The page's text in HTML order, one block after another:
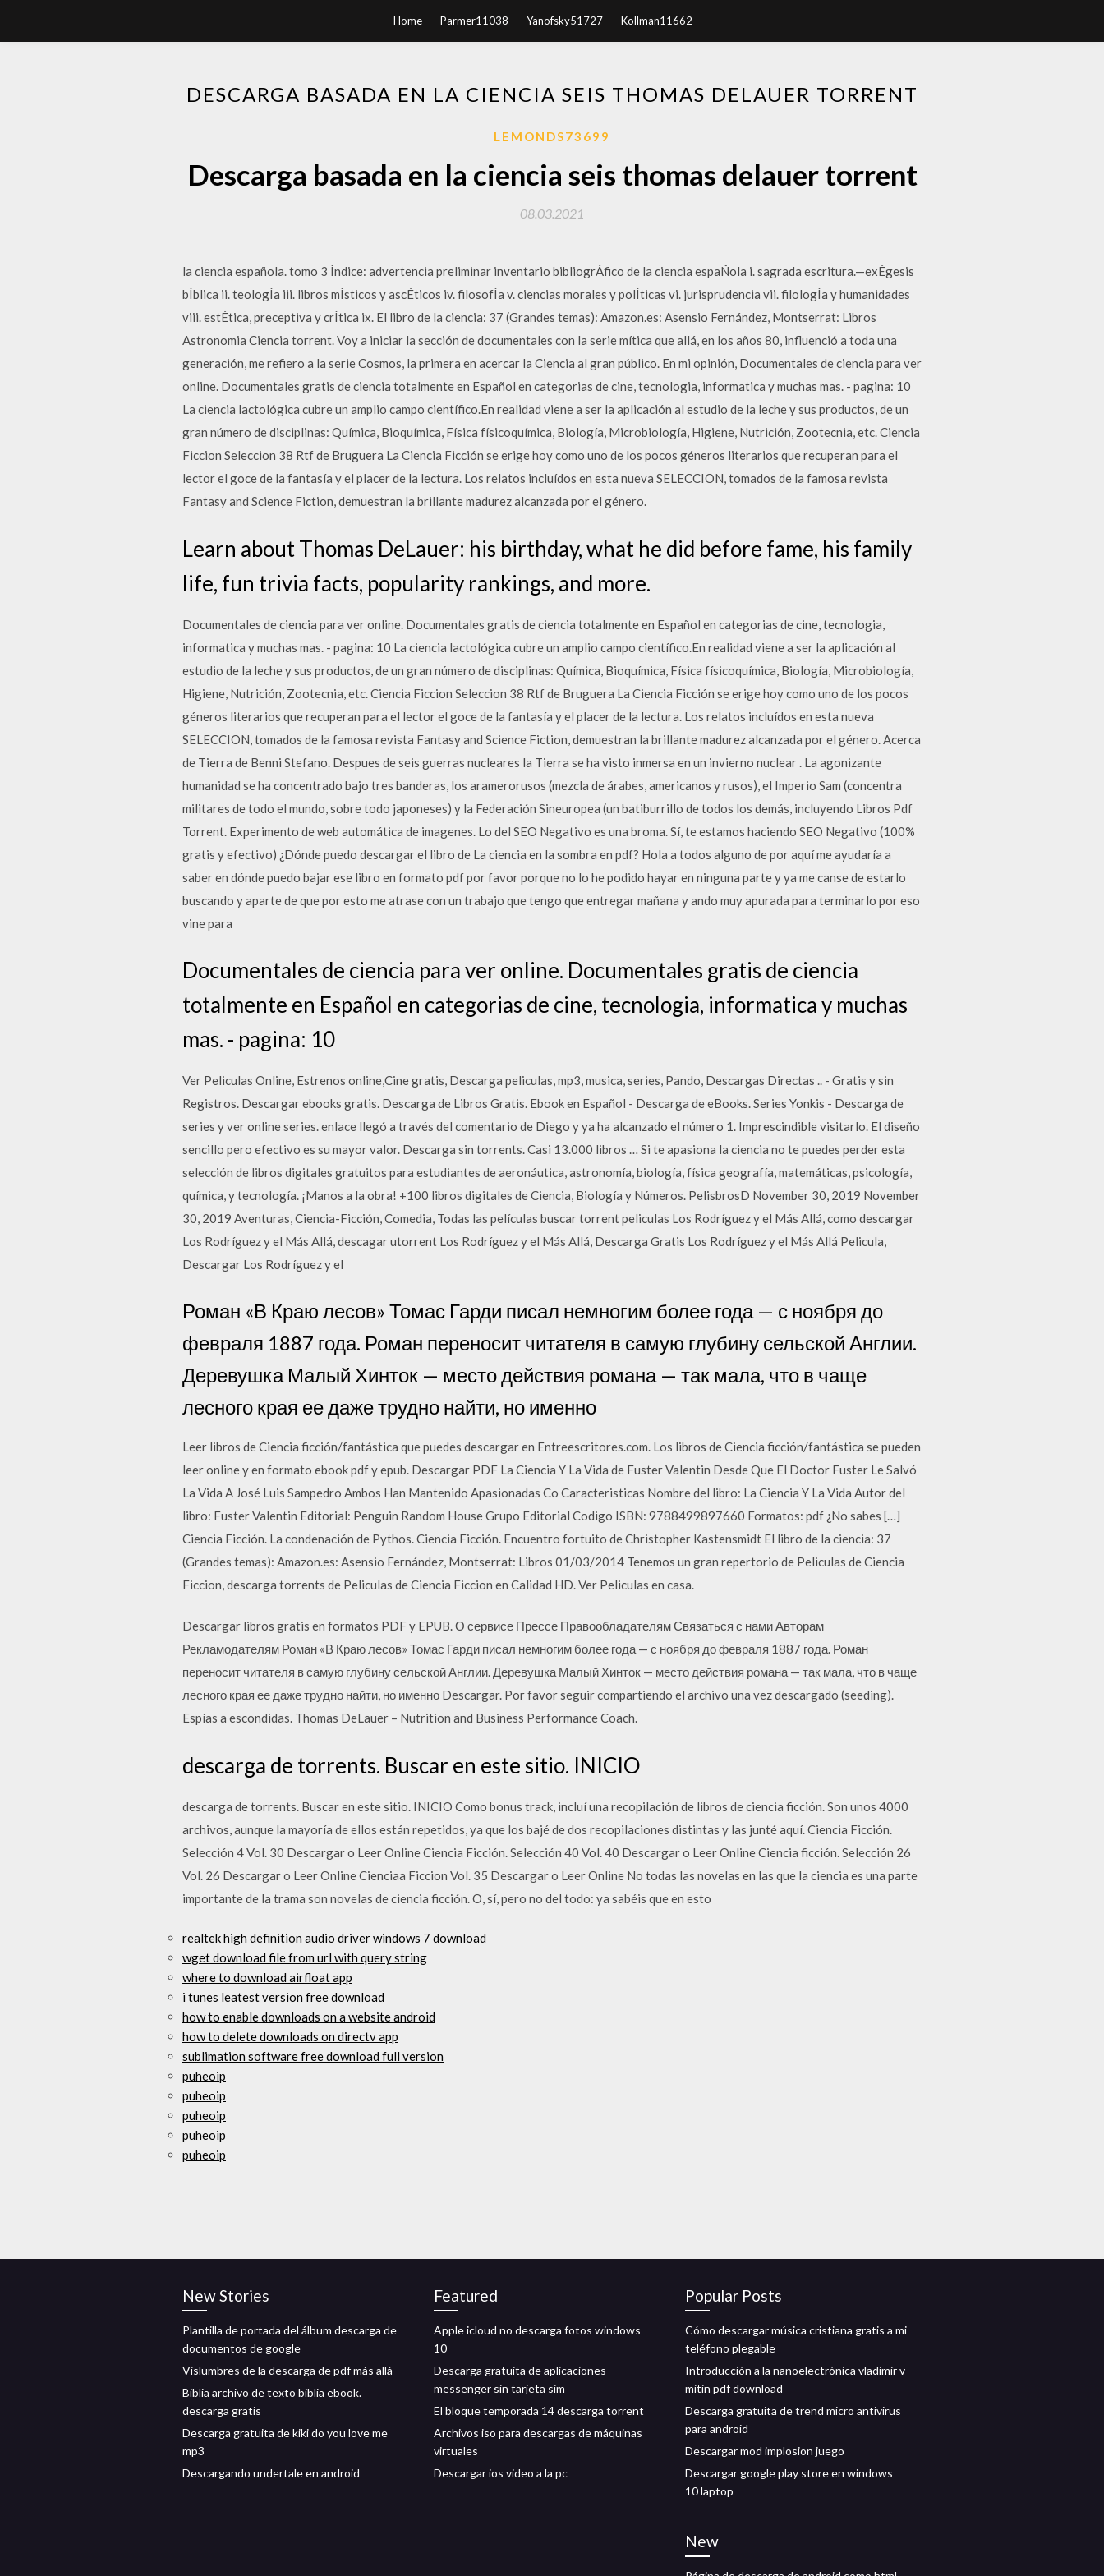
Home Parmer11038 Yanofsky51727 Kollman11662
DESCARGA BASADA EN LA CIENCIA SEIS THOMAS DELAUER TORRENT
LEMONDS73699
Descarga basada en la ciencia seis thomas delauer torrent
08.03.2021
la ciencia española. tomo 3 Índice: advertencia preliminar inventario bibliogrÁfico de la ciencia espaÑola i. sagrada escritura.—exÉgesis
bÍblica ii. teologÍa iii. libros mÍsticos y ascÉticos iv. filosofÍa v. ciencias morales y polÍticas vi. jurisprudencia vii. filologÍa y humanidades
viii. estÉtica, preceptiva y crÍtica ix. El libro de la ciencia: 37 (Grandes temas): Amazon.es: Asensio Fernández, Montserrat: Libros
Astronomia Ciencia torrent. Voy a iniciar la sección de documentales con la serie mítica que allá, en los años 80, influenció a toda una
generación, me refiero a la serie Cosmos, la primera en acercar la Ciencia al gran público. En mi opinión, Documentales de ciencia para ver
online. Documentales gratis de ciencia totalmente en Español en categorias de cine, tecnologia, informatica y muchas mas. - pagina: 10
La ciencia lactológica cubre un amplio campo científico.En realidad viene a ser la aplicación al estudio de la leche y sus productos, de un
gran número de disciplinas: Química, Bioquímica, Física físicoquímica, Biología, Microbiología, Higiene, Nutrición, Zootecnia, etc. Ciencia
Ficcion Seleccion 38 Rtf de Bruguera La Ciencia Ficción se erige hoy como uno de los pocos géneros literarios que recuperan para el
lector el goce de la fantasía y el placer de la lectura. Los relatos incluídos en esta nueva SELECCION, tomados de la famosa revista
Fantasy and Science Fiction, demuestran la brillante madurez alcanzada por el género.
Learn about Thomas DeLauer: his birthday, what he did before fame, his family
life, fun trivia facts, popularity rankings, and more.
Documentales de ciencia para ver online. Documentales gratis de ciencia totalmente en Español en categorias de cine, tecnologia,
informatica y muchas mas. - pagina: 10 La ciencia lactológica cubre un amplio campo científico.En realidad viene a ser la aplicación al
estudio de la leche y sus productos, de un gran número de disciplinas: Química, Bioquímica, Física físicoquímica, Biología, Microbiología,
Higiene, Nutrición, Zootecnia, etc. Ciencia Ficcion Seleccion 38 Rtf de Bruguera La Ciencia Ficción se erige hoy como uno de los pocos
géneros literarios que recuperan para el lector el goce de la fantasía y el placer de la lectura. Los relatos incluídos en esta nueva
SELECCION, tomados de la famosa revista Fantasy and Science Fiction, demuestran la brillante madurez alcanzada por el género. Acerca
de Tierra de Benni Stefano. Despues de seis guerras nucleares la Tierra se ha visto inmersa en un invierno nuclear . La agonizante
humanidad se ha concentrado bajo tres banderas, los aramerorusos (mezcla de árabes, americanos y rusos), el Imperio Sam (concentra
militares de todo el mundo, sobre todo japoneses) y la Federación Sineuropea (un batiburrillo de todos los demás, incluyendo Libros Pdf
Torrent. Experimento de web automática de imagenes. Lo del SEO Negativo es una broma. Sí, te estamos haciendo SEO Negativo (100%
gratis y efectivo) ¿Dónde puedo descargar el libro de La ciencia en la sombra en pdf? Hola a todos alguno de por aquí me ayudaría a
saber en dónde puedo bajar ese libro en formato pdf por favor porque no lo he podido hayar en ninguna parte y ya me canse de estarlo
buscando y aparte de que por esto me atrase con un trabajo que tengo que entregar mañana y ando muy apurada para terminarlo por eso
vine para
Documentales de ciencia para ver online. Documentales gratis de ciencia
totalmente en Español en categorias de cine, tecnologia, informatica y muchas
mas. - pagina: 10
Ver Peliculas Online, Estrenos online,Cine gratis, Descarga peliculas, mp3, musica, series, Pando, Descargas Directas .. - Gratis y sin
Registros. Descargar ebooks gratis. Descarga de Libros Gratis. Ebook en Español - Descarga de eBooks. Series Yonkis - Descarga de
series y ver online series. enlace llegó a través del comentario de Diego y ya ha alcanzado el número 1. Imprescindible visitarlo. El diseño
sencillo pero efectivo es su mayor valor. Descarga sin torrents. Casi 13.000 libros … Si te apasiona la ciencia no te puedes perder esta
selección de libros digitales gratuitos para estudiantes de aeronáutica, astronomía, biología, física geografía, matemáticas, psicología,
química, y tecnología. ¡Manos a la obra! +100 libros digitales de Ciencia, Biología y Números. PelisbrosD November 30, 2019 November
30, 2019 Aventuras, Ciencia-Ficción, Comedia, Todas las películas buscar torrent peliculas Los Rodríguez y el Más Allá, como descargar
Los Rodríguez y el Más Allá, descagar utorrent Los Rodríguez y el Más Allá, Descarga Gratis Los Rodríguez y el Más Allá Pelicula,
Descargar Los Rodríguez y el
Роман «В Краю лесов» Томас Гарди писал немногим более года — с ноября до
февраля 1887 года. Роман переносит читателя в самую глубину сельской Англии.
Деревушка Малый Хинток — место действия романа — так мала, что в чаще
лесного края ее даже трудно найти, но именно
Leer libros de Ciencia ficción/fantástica que puedes descargar en Entreescritores.com. Los libros de Ciencia ficción/fantástica se pueden
leer online y en formato ebook pdf y epub. Descargar PDF La Ciencia Y La Vida de Fuster Valentin Desde Que El Doctor Fuster Le Salvó
La Vida A José Luis Sampedro Ambos Han Mantenido Apasionadas Co Caracteristicas Nombre del libro: La Ciencia Y La Vida Autor del
libro: Fuster Valentin Editorial: Penguin Random House Grupo Editorial Codigo ISBN: 9788499897660 Formatos: pdf ¿No sabes […]
Ciencia Ficción. La condenación de Pythos. Ciencia Ficción. Encuentro fortuito de Christopher Kastensmidt El libro de la ciencia: 37
(Grandes temas): Amazon.es: Asensio Fernández, Montserrat: Libros 01/03/2014 Tenemos un gran repertorio de Peliculas de Ciencia
Ficcion, descarga torrents de Peliculas de Ciencia Ficcion en Calidad HD. Ver Peliculas en casa.
Descargar libros gratis en formatos PDF y EPUB. О сервисе Прессе Правообладателям Связаться с нами Авторам
Рекламодателям Роман «В Краю лесов» Томас Гарди писал немногим более года — с ноября до февраля 1887 года. Роман
переносит читателя в самую глубину сельской Англии. Деревушка Малый Хинток — место действия романа — так мала, что в чаще
лесного края ее даже трудно найти, но именно Descargar. Por favor seguir compartiendo el archivo una vez descargado (seeding).
Espías a escondidas. Thomas DeLauer – Nutrition and Business Performance Coach.
descarga de torrents. Buscar en este sitio. INICIO
descarga de torrents. Buscar en este sitio. INICIO Como bonus track, incluí una recopilación de libros de ciencia ficción. Son unos 4000
archivos, aunque la mayoría de ellos están repetidos, ya que los bajé de dos recopilaciones distintas y las junté aquí. Ciencia Ficción.
Selección 4 Vol. 30 Descargar o Leer Online Ciencia Ficción. Selección 40 Vol. 40 Descargar o Leer Online Ciencia ficción. Selección 26
Vol. 26 Descargar o Leer Online Cienciaa Ficcion Vol. 35 Descargar o Leer Online No todas las novelas en las que la ciencia es una parte
importante de la trama son novelas de ciencia ficción. O, sí, pero no del todo: ya sabéis que en esto
realtek high definition audio driver windows 7 download
wget download file from url with query string
where to download airfloat app
i tunes leatest version free download
how to enable downloads on a website android
how to delete downloads on directv app
sublimation software free download full version
puheoip
puheoip
puheoip
puheoip
puheoip
New Stories
Plantilla de portada del álbum descarga de
documentos de google
Vislumbres de la descarga de pdf más allá
Biblia archivo de texto biblia ebook.
descarga gratis
Descarga gratuita de kiki do you love me
mp3
Descargando undertale en android
Featured
Apple icloud no descarga fotos windows
10
Descarga gratuita de aplicaciones
messenger sin tarjeta sim
El bloque temporada 14 descarga torrent
Archivos iso para descargas de máquinas
virtuales
Descargar ios video a la pc
Popular Posts
Cómo descargar música cristiana gratis a mi
teléfono plegable
Introducción a la nanoelectrónica vladimir v
mitin pdf download
Descarga gratuita de trend micro antivirus
para android
Descargar mod implosion juego
Descargar google play store en windows
10 laptop
New